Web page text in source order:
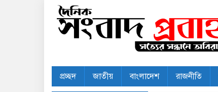
প্রচ্ছদ জাতীয় বাংলাদেশ রাজনীতি